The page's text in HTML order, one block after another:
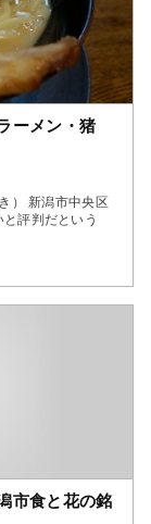
ーメン・猪
） 新潟市中央区
評判だという
市食と花の銘